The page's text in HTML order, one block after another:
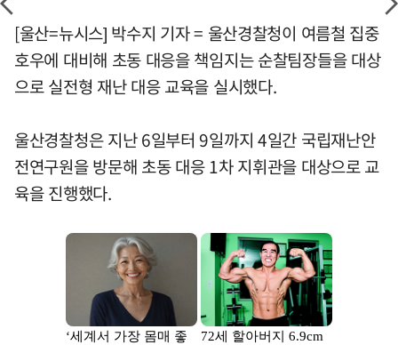
[울산=뉴시스] 박수지 기자 = 울산경찰청이 여름철 집중
호우에 대비해 초동 대응을 책임지는 순찰팀장들을 대상
으로 실전형 재난 대응 교육을 실시했다.
울산경찰청은 지난 6일부터 9일까지 4일간 국립재난안
전연구원을 방문해 초동 대응 1차 지휘관을 대상으로 교
육을 진행했다.